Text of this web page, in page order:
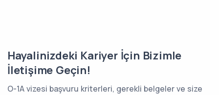
Hayalinizdeki Kariyer İçin Bizimle
İletişime Geçin!
O-1A vizesi başvuru kriterleri, gerekli belgeler ve size